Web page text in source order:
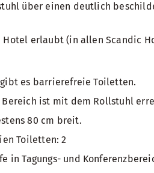
über einen deutlich
erlaubt (in allen Scandic
es barrierefreie Toiletten.
Bereich ist mit dem Rollstuhl
80 cm breit.
Toiletten: 2
in Tagungs- und